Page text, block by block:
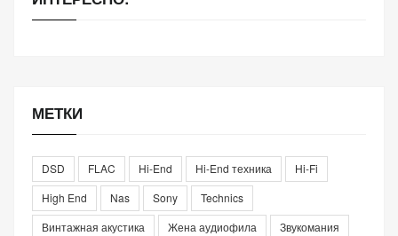
МЕТКИ
DSD FLAC Hi-End Hi-End техника
Hi-Fi
High End
Nas Sony
Technics
Винтажная акустика
Жена аудиофила
Звукомания